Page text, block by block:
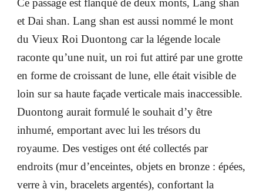
Ce passage est flanqué de deux monts, Lang shan
et Dai shan. Lang shan est aussi nommé le mont
du Vieux Roi Duontong car la légende locale
raconte qu’une nuit, un roi fut attiré par une grotte
en forme de croissant de lune, elle était visible de
loin sur sa haute façade verticale mais inaccessible.
Duontong aurait formulé le souhait d’y être
inhumé, emportant avec lui les trésors du
royaume. Des vestiges ont été collectés par
endroits (mur d’enceintes, objets en bronze : épées,
verre à vin, bracelets argentés), confortant la